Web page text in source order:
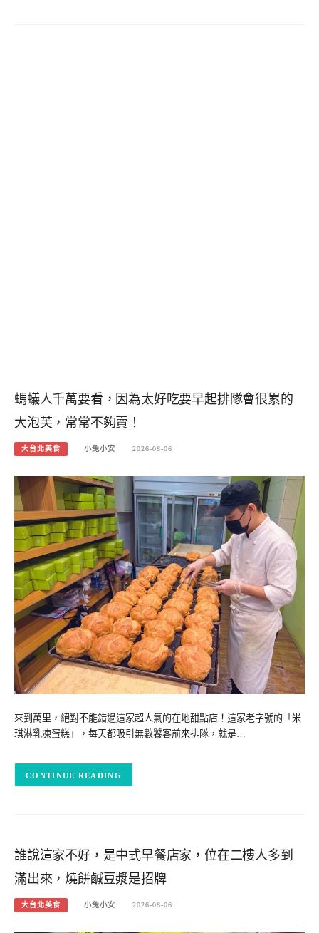
螞蟻人千萬要看，因為太好吃要早起排隊會很累的
大泡芙，常常不夠賣！
大台北美食 小兔小安 2026-08-06
來到萬里，絕對不能錯過這家超人氣的在地甜點店！這家老字號的「米
琪淋乳凍蛋糕」，每天都吸引無數饕客前來排隊，就是…
CONTINUE READING
誰說這家不好，是中式早餐店家，位在二樓人多到
滿出來，燒餅鹹豆漿是招牌
大台北美食 小兔小安 2026-08-06